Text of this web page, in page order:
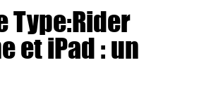
Type:Rider
et iPad : un